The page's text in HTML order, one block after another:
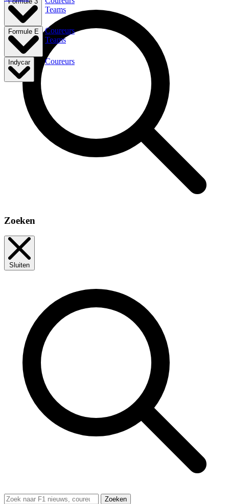
Teams
Formule E
Coureurs
Teams
Indycar Coureurs
Zoeken
Sluiten
Zoeken